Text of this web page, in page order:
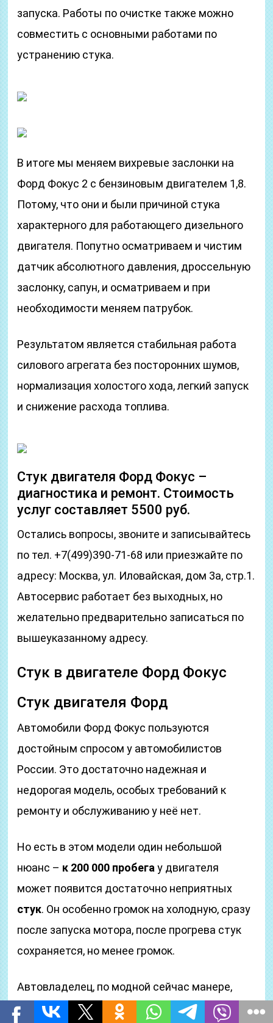
запуска. Работы по очистке также можно
совместить с основными работами по
устранению стука.
В итоге мы меняем вихревые заслонки на
Форд Фокус 2 с бензиновым двигателем 1,8.
Потому, что они и были причиной стука
характерного для работающего дизельного
двигателя. Попутно осматриваем и чистим
датчик абсолютного давления, дроссельную
заслонку, сапун, и осматриваем и при
необходимости меняем патрубок.
Результатом является стабильная работа
силового агрегата без посторонних шумов,
нормализация холостого хода, легкий запуск
и снижение расхода топлива.
Стук двигателя Форд Фокус –
диагностика и ремонт. Стоимость
услуг составляет 5500 руб.
Остались вопросы, звоните и записывайтесь
по тел. +7(499)390-71-68 или приезжайте по
адресу: Москва, ул. Иловайская, дом 3а, стр.1.
Автосервис работает без выходных, но
желательно предварительно записаться по
вышеуказанному адресу.
Стук в двигателе Форд Фокус
Стук двигателя Форд
Автомобили Форд Фокус пользуются
достойным спросом у автомобилистов
России. Это достаточно надежная и
недорогая модель, особых требований к
ремонту и обслуживанию у неё нет.
Но есть в этом модели один небольшой
нюанс – к 200 000 пробега у двигателя
может появится достаточно неприятных
стук. Он особенно громок на холодную, сразу
после запуска мотора, после прогрева стук
сохраняется, но менее громок.
Автовладелец, по модной сейчас манере,
отправляется .. в интернет, там ему советуют